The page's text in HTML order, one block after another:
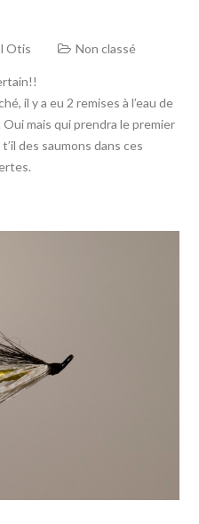
Otis Non classé
il y a eu 2 remises à l’eau de
mais qui prendra le premier
des saumons dans ces